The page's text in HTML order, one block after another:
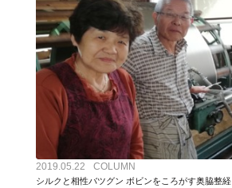
2019.05.22 COLUMN
シルクと相性バツグン ボビンをころがす奥脇整経